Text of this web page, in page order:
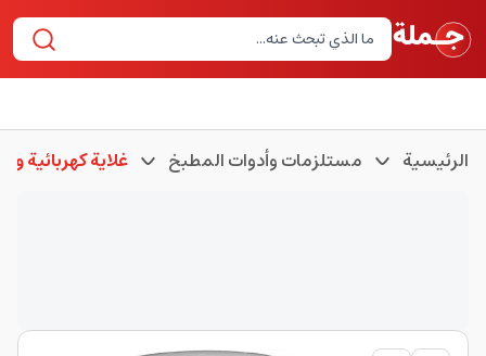
الرئيسية مستلزمات وأدوات المطبخ غلاية كهربائية